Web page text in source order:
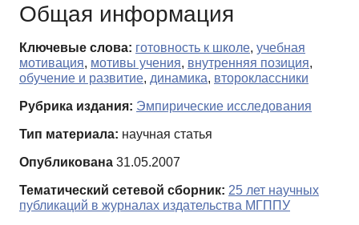
Общая информация
Ключевые слова: готовность к школе, учебная
мотивация, мотивы учения, внутренняя позиция,
обучение и развитие, динамика, второклассники
Рубрика издания: Эмпирические исследования
Тип материала: научная статья
Опубликована 31.05.2007
Тематический сетевой сборник: 25 лет научных
публикаций в журналах издательства МГППУ